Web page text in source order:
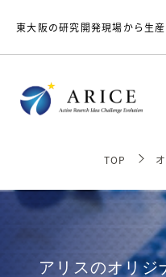
東大阪の研究開発現場から生
TOP
アリスのオリジ